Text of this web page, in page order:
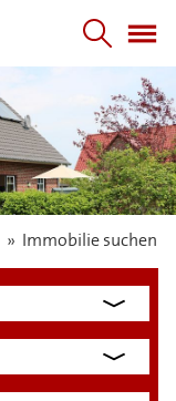
» Immobilie suchen